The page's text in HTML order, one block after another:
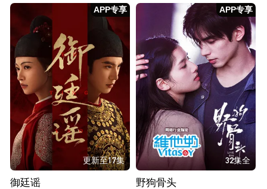
APP专享
更新至17集
御廷谣
APP专享
32集全
野狗骨头